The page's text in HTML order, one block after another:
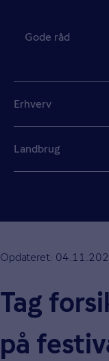
Gode råd
Erhverv
Landbrug
Opdateret:
Tag
på